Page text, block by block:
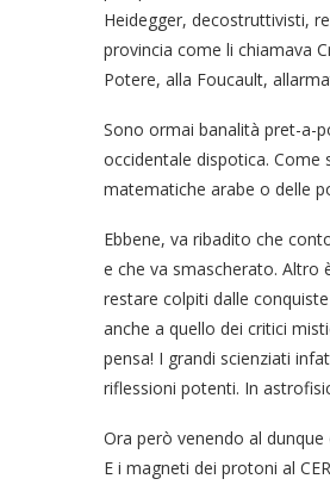
Heidegger, decostruttivisti,
provincia come li chiamava
Potere, alla Foucault,
Sono ormai banalità pret-a-
occidentale dispotica. Come
matematiche arabe o delle
Ebbene, va ribadito che
e che va smascherato. Altro
restare colpiti dalle
anche a quello dei critici
pensa! I grandi scienziati
riflessioni potenti. In
Ora però venendo al dunque
E i magneti dei protoni al